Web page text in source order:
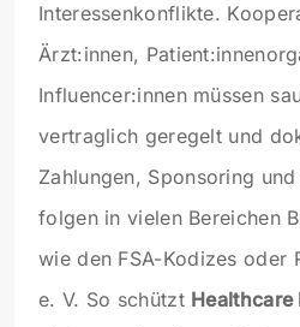
Interessenkonflikte.
Ärzt:innen,
Influencer:innen müssen
vertraglich geregelt und
Zahlungen, Sponsoring
folgen in vielen Bereichen
wie den FSA-Kodizes oder
e. V. So schützt Healthcare